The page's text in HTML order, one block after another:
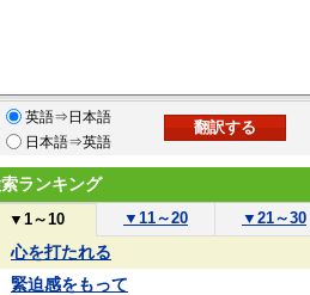
英語⇒日本語
日本語⇒英語
ランキング
▼ 1～10 ▼ 11～20 ▼ 21～30
心を打たれる
緊迫感をもって